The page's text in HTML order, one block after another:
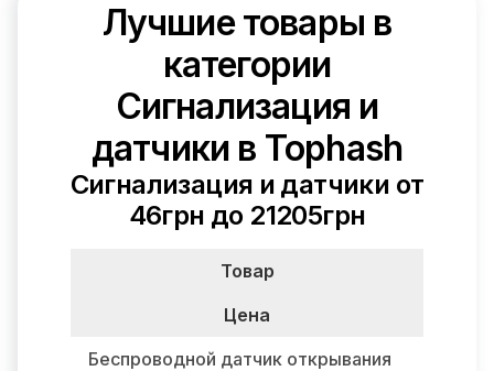
Лучшие товары в
категории
Сигнализация и
датчики в Tophash
Сигнализация и датчики от
46грн до 21205грн
Товар
Цена
Беспроводной датчик открывания